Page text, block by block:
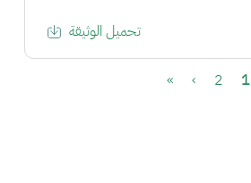
تحميل الوثيقة
Current page
1 الصفحة
2 الصفحة التالية›
Last page
»